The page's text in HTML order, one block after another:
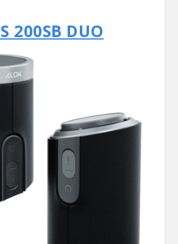
200SB DUO